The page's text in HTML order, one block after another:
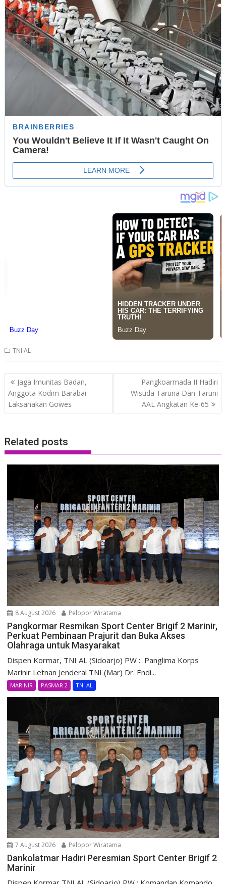
TNI AL
Post
navigation
Jaga Imunitas Badan,
Anggota Kodim Barabai
Laksanakan Gowes
Pangkoarmada II Hadiri
Wisuda Taruna Dan Taruni
AAL Angkatan Ke-65
Related posts
8 August 2026 Pelopor Wiratama
Pangkormar Resmikan Sport Center Brigif 2 Marinir,
Perkuat Pembinaan Prajurit dan Buka Akses
Olahraga untuk Masyarakat
Dispen Kormar, TNI AL (Sidoarjo) PW : Panglima Korps
Marinir Letnan Jenderal TNI (Mar) Dr. Endi...
MARINIR PASMAR 2 TNI AL
7 August 2026 Pelopor Wiratama
Dankolatmar Hadiri Peresmian Sport Center Brigif 2
Marinir